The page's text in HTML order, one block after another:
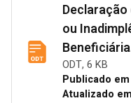
ou
ODT, 6 KB
Publicado em
Atualizado em